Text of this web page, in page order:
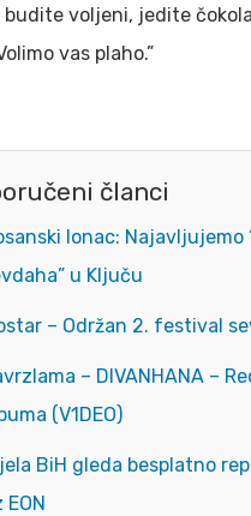
budite voljeni, jedite
vas plaho.”
članci
lonac: Najavljujemo
u Ključu
– Održan 2. festival
– DIVANHANA –
(V1DEO)
BiH gleda besplatno
EON